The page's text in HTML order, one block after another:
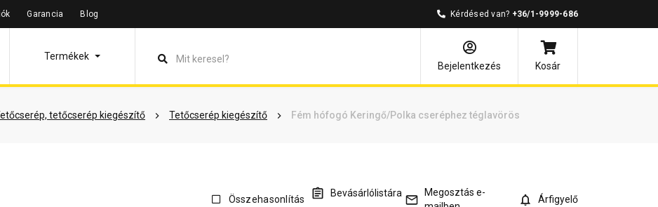
Garancia Blog Kérdésed van? +36/1-9999-686
Termékek
Bejelentkezés
Kosár
tetőcserép kiegészítő Tetőcserép kiegészítő Fém hófogó Keringő/Polka cseréphez téglavörös
leírás Termékinformáció Vásárlói vélemények Kérdések és válaszok Kapcsolódó cikkek
Összehasonlítás
Bevásárlólistára
Megosztás e-
Árfigyelő